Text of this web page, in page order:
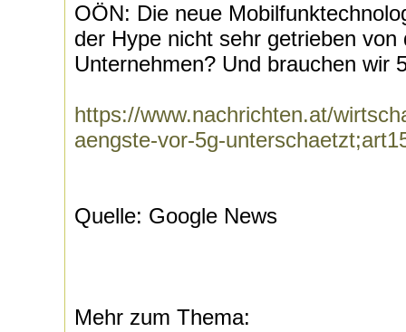
OÖN: Die neue
der Hype nicht sehr getrieben von
Unternehmen? Und brauchen wir
https://www.nachrichten.at/
aengste-vor-5g-
Quelle: Google News
Mehr zum Thema: